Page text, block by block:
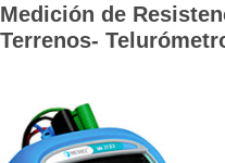
Medición de
Terrenos-